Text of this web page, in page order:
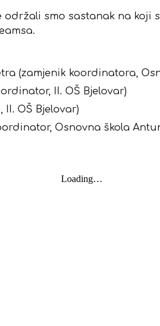
održali smo sastanak na
(zamjenik koordinatora,
II. OŠ Bjelovar)
II. OŠ Bjelovar)
Osnovna škola